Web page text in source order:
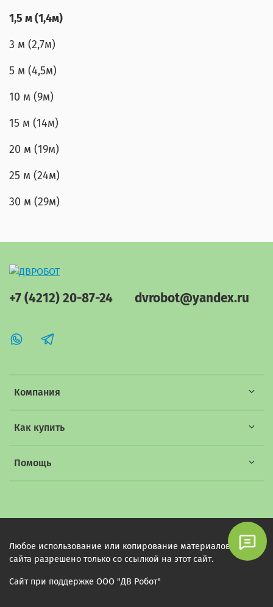
1,5 м (1,4м)
3 м (2,7м)
5 м (4,5м)
10 м (9м)
15 м (14м)
20 м (19м)
25 м (24м)
30 м (29м)
Компания
Как купить
Помощь
+7 (4212) 20-87-24 dvrobot@yandex.ru
Любое использование или копирование материалов этого
сайта разрешено только со ссылкой на этот сайт.
Сайт при поддержке ООО "ДВ Робот"